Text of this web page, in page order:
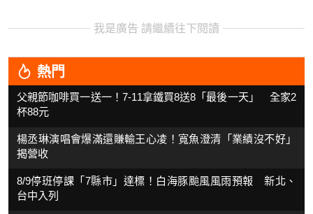
我是廣告 請繼續往下閱讀
熱門
父親節咖啡買一送一！7-11拿鐵買8送8「最後一天」 全家2
杯88元
楊丞琳演唱會爆滿還賺輸王心凌！寬魚澄清「業績沒不好」
揭營收
8/9停班停課「7縣市」達標！白海豚颱風風雨預報 新北、
台中入列